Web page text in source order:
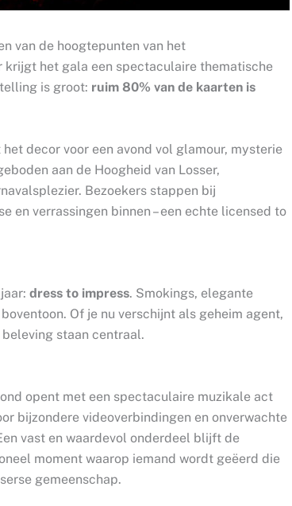
van de hoogtepunten van het
krijgt het gala een spectaculaire thematische
is groot: ruim 80% van de kaarten is
het decor voor een avond vol glamour, mysterie
aan de Hoogheid van Losser,
Bezoekers stappen bij
en verrassingen binnen – een echte licensed to
dress to impress. Smokings, elegante
Of je nu verschijnt als geheim agent,
staan centraal.
opent met een spectaculaire muzikale act
bijzondere videoverbindingen en onverwachte
vast en waardevol onderdeel blijft de
moment waarop iemand wordt geëerd die
gemeenschap.